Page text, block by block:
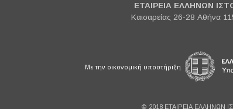
ΕΤΑΙΡΕΙΑ ΕΛΛΗΝΩΝ
Καισαρείας 26-28 Αθήνα
Με την οικονομική υποστήριξη
© 2018 ΕΤΑΙΡΕΙΑ ΕΛΛΗΝΩΝ